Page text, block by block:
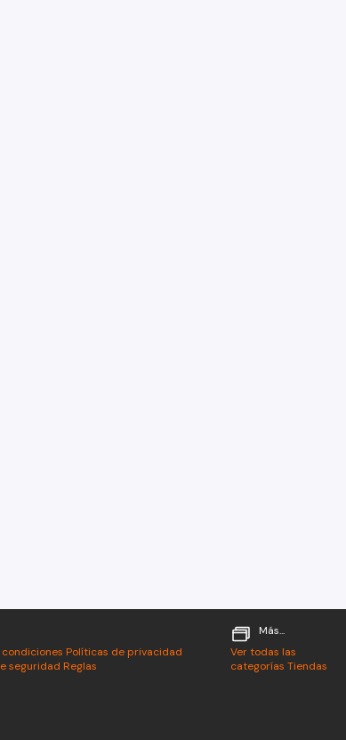
Políticas de privacidad
seguridad Reglas
Más...
Ver todas las
categorías Tiendas